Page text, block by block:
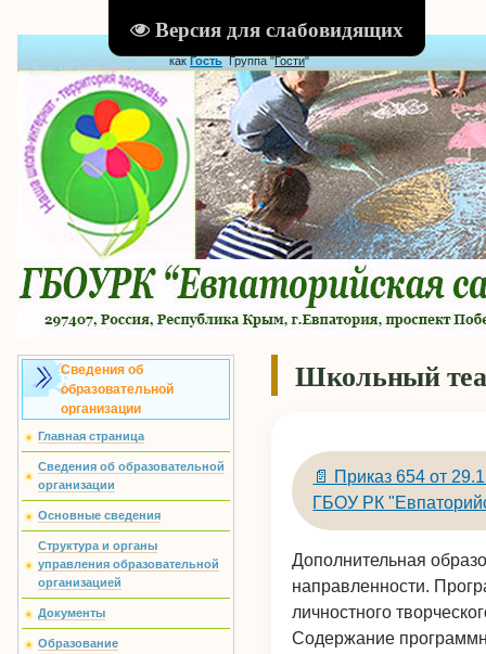
Версия для слабовидящих
Главная Регистрация RSS
Вы вошли
какГость Группа "Гости"
Сведения об
образовательной
организации
Главная страница
Сведения об образовательной
организации
Основные сведения
Структура и органы
управления образовательной
организацией
Документы
Образование
Школьный
📄 Приказ 654 от
ГБОУ РК
Дополнительная
направленности.
личностного
Содержание